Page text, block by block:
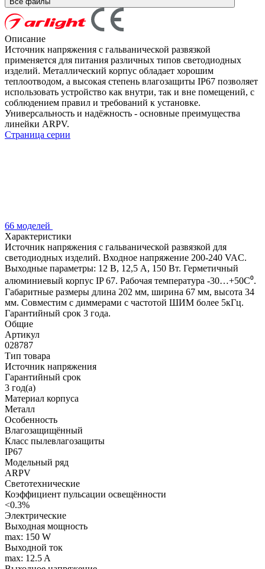
Описание
Источник напряжения с гальванической развязкой
применяется для питания различных типов светодиодных
изделий. Металлический корпус обладает хорошим
теплоотводом, а высокая степень влагозащиты IP67 позволяет
использовать устройство как внутри, так и вне помещений, с
соблюдением правил и требований к установке.
Универсальность и надёжность - основные преимущества
линейки ARPV.
Страница серии
66 моделей
Характеристики
Источник напряжения с гальванической развязкой для
светодиодных изделий. Входное напряжение 200-240 VAC.
Выходные параметры: 12 В, 12,5 А, 150 Вт. Герметичный
алюминиевый корпус IP 67. Рабочая температура -30…+50C⁰.
Габаритные размеры длина 202 мм, ширина 67 мм, высота 34
мм. Совместим с диммерами с частотой ШИМ более 5кГц.
Гарантийный срок 3 года.
Общие
Артикул
028787
Тип товара
Источник напряжения
Гарантийный срок
3 год(а)
Материал корпуса
Металл
Особенность
Влагозащищённый
Класс пылевлагозащиты
IP67
Модельный ряд
ARPV
Светотехнические
Коэффициент пульсации освещённости
<0.3%
Электрические
Выходная мощность
max: 150 W
Выходной ток
max: 12.5 A